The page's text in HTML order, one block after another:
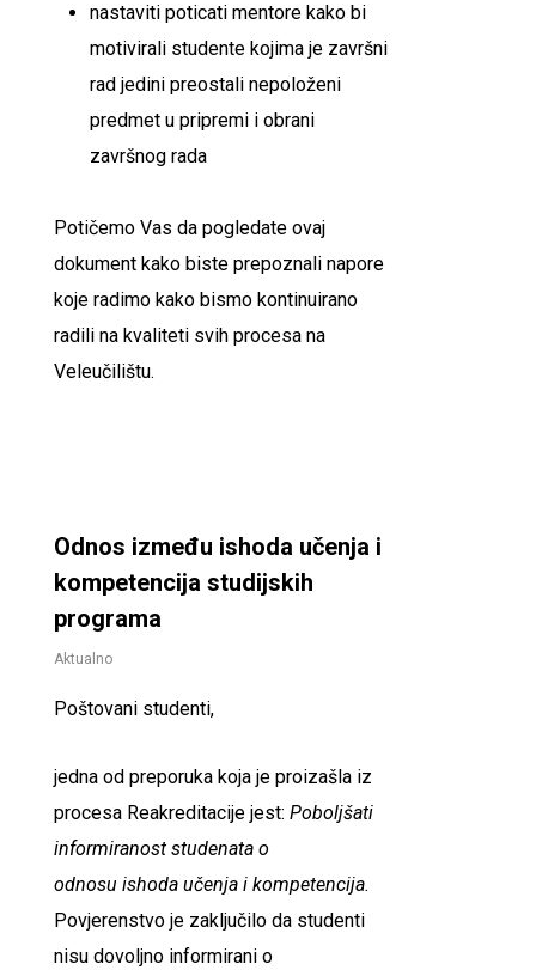
nastaviti poticati mentore kako bi
motivirali studente kojima je završni
rad jedini preostali nepoloženi
predmet u pripremi i obrani
završnog rada
Potičemo Vas da pogledate ovaj
dokument kako biste prepoznali napore
koje radimo kako bismo kontinuirano
radili na kvaliteti svih procesa na
Veleučilištu.
Odnos između ishoda učenja i
kompetencija studijskih
programa
Aktualno
Poštovani studenti,
jedna od preporuka koja je proizašla iz
procesa Reakreditacije jest: Poboljšati
informiranost studenata o
odnosu ishoda učenjai kompetencija.
Povjerenstvo je zaključilo da studenti
nisu dovoljno informirani o